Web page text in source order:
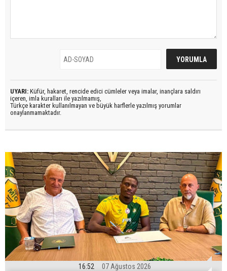
UYARI: Küfür, hakaret, rencide edici cümleler veya imalar, inançlara saldırı
içeren, imla kuralları ile yazılmamış,
Türkçe karakter kullanılmayan ve büyük harflerle yazılmış yorumlar
onaylanmamaktadır.
16:52 07 Ağustos 2026